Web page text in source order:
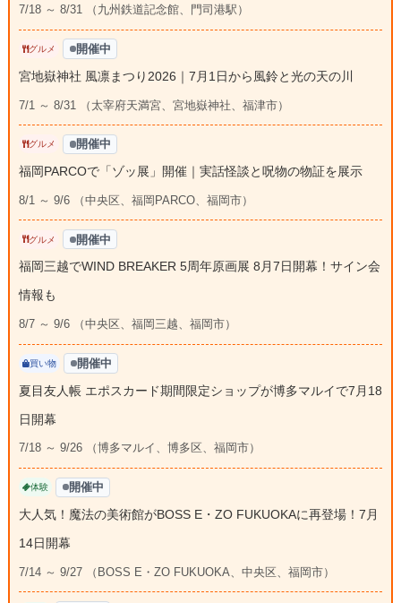
7/18 ～ 8/31 （九州鉄道記念館、門司港駅）
グルメ 開催中
宮地嶽神社 風凛まつり2026｜7月1日から風鈴と光の天の川
7/1 ～ 8/31 （太宰府天満宮、宮地嶽神社、福津市）
グルメ 開催中
福岡PARCOで「ゾッ展」開催｜実話怪談と呪物の物証を展示
8/1 ～ 9/6 （中央区、福岡PARCO、福岡市）
グルメ 開催中
福岡三越でWIND BREAKER 5周年原画展 8月7日開幕！サイン会
情報も
8/7 ～ 9/6 （中央区、福岡三越、福岡市）
買い物 開催中
夏目友人帳 エポスカード期間限定ショップが博多マルイで7月18
日開幕
7/18 ～ 9/26 （博多マルイ、博多区、福岡市）
体験 開催中
大人気！魔法の美術館がBOSS E・ZO FUKUOKAに再登場！7月
14日開幕
7/14 ～ 9/27 （BOSS E・ZO FUKUOKA、中央区、福岡市）